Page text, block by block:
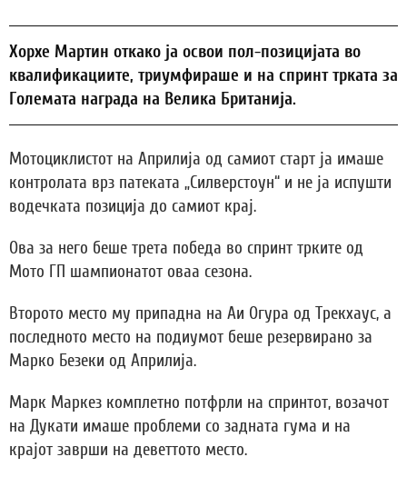
Хорхе Мартин откако ја освои пол-позицијата во
квалификациите, триумфираше и на спринт трката за
Големата награда на Велика Британија.
Мотоциклистот на Априлија од самиот старт ја имаше
контролата врз патеката „Силверстоун“ и не ја испушти
водечката позиција до самиот крај.
Ова за него беше трета победа во спринт трките од
Мото ГП шампионатот оваа сезона.
Второто место му припадна на Аи Огура од Трекхаус, а
последното место на подиумот беше резервирано за
Марко Безеки од Априлија.
Марк Маркез комплетно потфрли на спринтот, возачот
на Дукати имаше проблеми со задната гума и на
крајот заврши на деветтото место.